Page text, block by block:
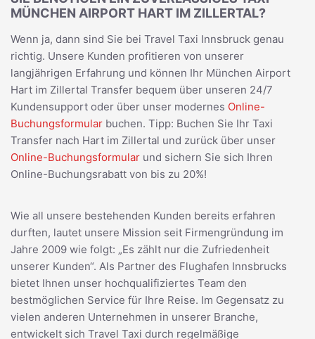
MÜNCHEN AIRPORT HART IM ZILLERTAL?
Wenn ja, dann sind Sie bei Travel Taxi Innsbruck genau
richtig. Unsere Kunden profitieren von unserer
langjährigen Erfahrung und können Ihr München Airport
Hart im Zillertal Transfer bequem über unseren 24/7
Kundensupport oder über unser modernes Online-
Buchungsformular buchen. Tipp: Buchen Sie Ihr Taxi
Transfer nach Hart im Zillertal und zurück über unser
Online-Buchungsformular und sichern Sie sich Ihren
Online-Buchungsrabatt von bis zu 20%!
Wie all unsere bestehenden Kunden bereits erfahren
durften, lautet unsere Mission seit Firmengründung im
Jahre 2009 wie folgt: „Es zählt nur die Zufriedenheit
unserer Kunden“. Als Partner des Flughafen Innsbrucks
bietet Ihnen unser hochqualifiziertes Team den
bestmöglichen Service für Ihre Reise. Im Gegensatz zu
vielen anderen Unternehmen in unserer Branche,
entwickelt sich Travel Taxi durch regelmäßige